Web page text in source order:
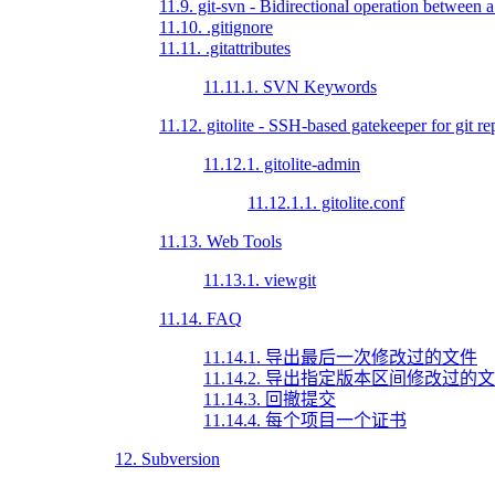
11.9. git-svn - Bidirectional operation between
11.10. .gitignore
11.11. .gitattributes
11.11.1. SVN Keywords
11.12. gitolite - SSH-based gatekeeper for git
11.12.1. gitolite-admin
11.12.1.1. gitolite.conf
11.13. Web Tools
11.13.1. viewgit
11.14. FAQ
11.14.1. 导出最后一次修改过的文件
11.14.2. 导出指定版本区间修改过的
11.14.3. 回撤提交
11.14.4. 每个项目一个证书
12. Subversion